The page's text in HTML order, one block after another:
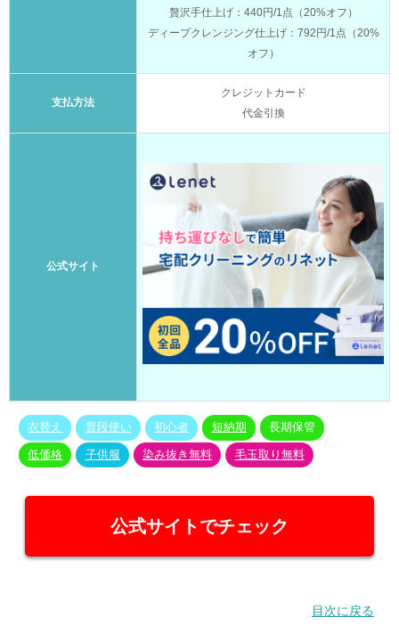
贅沢手仕上げ：440円/1点（20%オフ）
ディープクレンジング仕上げ：792円/1点（20%
オフ）
支払方法
クレジットカード
代金引換
公式サイト
衣替え 普段使い 初心者 短納期 長期保管
低価格 子供服 染み抜き無料 毛玉取り無料
公式サイトでチェック
目次に戻る